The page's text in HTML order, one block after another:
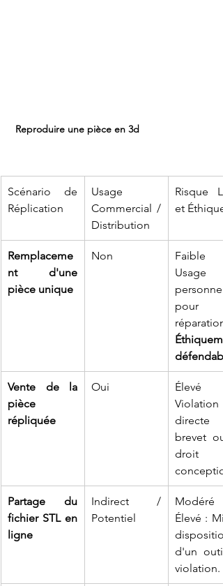
Reproduire une pièce en 3d
Scénario de
Réplication
Usage
Commercial /
Distribution
Risque
et Éthique
Remplaceme
nt d'une
pièce unique
Non
Usage
personnel
pour
Vente de la
pièce
répliquée
Oui
Violation
directe
brevet
droit
Partage du
fichier STL en
ligne
Indirect /
Potentiel
Élevé :
d'un
violation.